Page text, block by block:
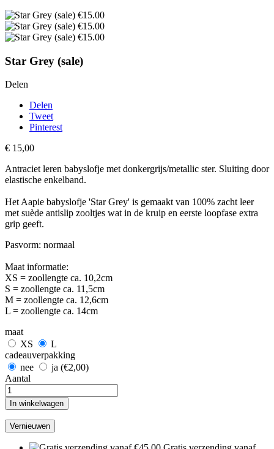
Star Grey (sale)
Delen
Delen
Tweet
Pinterest
€ 15,00
Antraciet leren babyslofje met donkergrijs/metallic ster. Sluiting door
elastische enkelband.
Het Aapie babyslofje 'Star Grey' is gemaakt van 100% zacht leer
met suède antislip zooltjes wat in de kruip en eerste loopfase extra
grip geeft.
Pasvorm: normaal
Maat informatie:
XS = zoollengte ca. 10,2cm
S = zoollengte ca. 11,5cm
M = zoollengte ca. 12,6cm
L = zoollengte ca. 14cm
maat
XS
L
cadeauverpakking
nee
ja (€2,00)
Aantal
In winkelwagen